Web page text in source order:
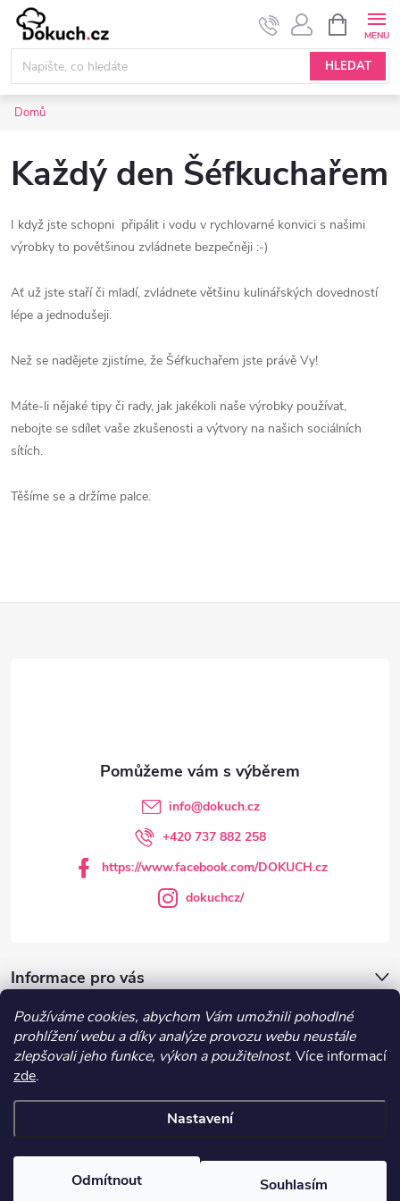
Používáme cookies, abychom Vám umožnili pohodlné
prohlížení webu a díky analýze provozu webu neustále
zlepšovali jeho funkce, výkon a použitelnost. Více informací
zde.
Nastavení
Odmítnout Souhlasím
Přejít
obsah
HLEDAT
NÁKUPNÍ
KOŠÍK
Domů
Každý den Šéfkuchařem
I když jste schopni připálit i vodu v rychlovarné konvici s našimi
výrobky to povětšinou zvládnete bezpečněji :-)
Ať už jste staří či mladí, zvládnete většinu kulinářských dovedností
lépe a jednodušeji.
Než se nadějete zjistíme, že Šéfkuchařem jste právě Vy!
Máte-li nějaké tipy či rady, jak jakékoli naše výrobky používat,
nebojte se sdílet vaše zkušenosti a výtvory na našich sociálních
sítích.
Těšíme se a držíme palce.
Informace pro vás
DOKUCH.cz
info@dokuch.cz
+420 737 882 258
https://www.facebook.com/DOKUCH.cz
dokuchcz/
Recepty
cookies